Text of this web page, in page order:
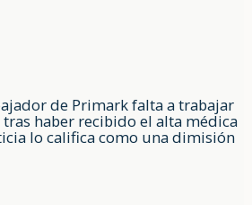
de Primark falta a trabajar
tras haber recibido el alta médica
lo califica como una dimisión